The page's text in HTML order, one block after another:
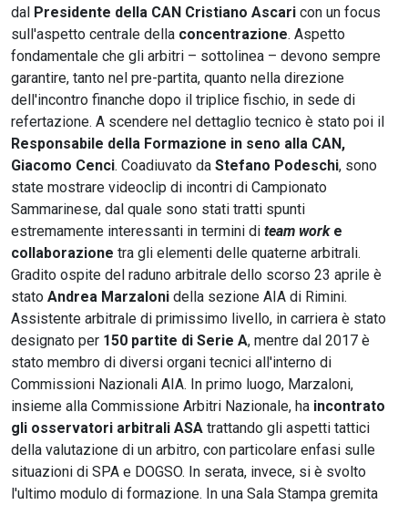
dal Presidente della CAN Cristiano Ascari con un focus
sull'aspetto centrale della concentrazione. Aspetto
fondamentale che gli arbitri – sottolinea – devono sempre
garantire, tanto nel pre-partita, quanto nella direzione
dell'incontro finanche dopo il triplice fischio, in sede di
refertazione. A scendere nel dettaglio tecnico è stato poi il
Responsabile della Formazione in seno alla CAN,
Giacomo Cenci. Coadiuvato da Stefano Podeschi, sono
state mostrare videoclip di incontri di Campionato
Sammarinese, dal quale sono stati tratti spunti
estremamente interessanti in termini di team worke
collaborazione tra gli elementi delle quaterne arbitrali.
Gradito ospite del raduno arbitrale dello scorso 23 aprile è
stato Andrea Marzaloni della sezione AIA di Rimini.
Assistente arbitrale di primissimo livello, in carriera è stato
designato per 150 partite di Serie A, mentre dal 2017 è
stato membro di diversi organi tecnici all'interno di
Commissioni Nazionali AIA. In primo luogo, Marzaloni,
insieme alla Commissione Arbitri Nazionale, ha incontrato
gli osservatori arbitrali ASA trattando gli aspetti tattici
della valutazione di un arbitro, con particolare enfasi sulle
situazioni di SPA e DOGSO. In serata, invece, si è svolto
l'ultimo modulo di formazione. In una Sala Stampa gremita